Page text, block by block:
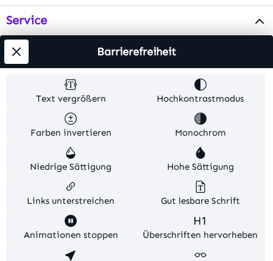
Service
Info
Alle Preise inkl. gesetzl. Mehrwertsteuer zzgl.
Versandkosten . Alle Artikelangaben sind
Herstellerangaben und ohne Gewähr.
© 2026 MKV24 – Alle Rechte vorbehalten. Theme by
TC-Innovations
Text vergrößern Hochkontrastmodus
Farben invertieren Monochrom
Niedrige Sättigung Hohe Sättigung
Links unterstreichen Gut lesbare Schrift
Animationen stoppen Überschriften hervorheben
Barrierefreiheit
Diese Website verwendet Cookies, um eine bestmögliche
Erfahrung bieten zu können.